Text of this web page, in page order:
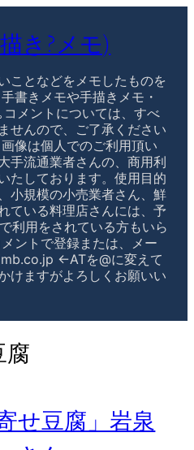
き?メモ)
ことなどをメモしたものを
書きメモや手描きメモ・
メントについては、すべ
せんので、ご了承ください
像は個人でのご利用頂い
手流通業者さんの、商用利
たしております。使用目的
小規模の小売業者さん、鮮
ている料理店さんには、予
利用をされている方もいら
ントで登録または、メー
←ATを@に変えて
けますがよろしくお願いい
腐
せ豆腐」岩泉